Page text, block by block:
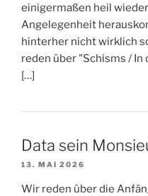
einigermaßen heil
Angelegenheit
hinterher nicht wirklich
reden über "Schisms /
[…]
Data sein
13. MAI 2026
Wir reden über die